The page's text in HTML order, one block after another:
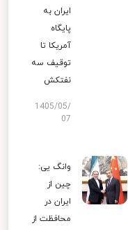
ایران به
پایگاه
آمریکا تا
توقیف سه
نفتکش
1405/05/
07
وانگ یی:
چین از
ایران در
محافظت از